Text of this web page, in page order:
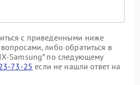
с приведенными ниже
либо обратиться в
Samsung” по следующему
73-25 если не нашли ответ на